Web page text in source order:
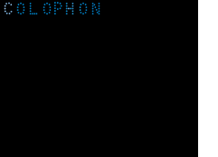
COLOPHON